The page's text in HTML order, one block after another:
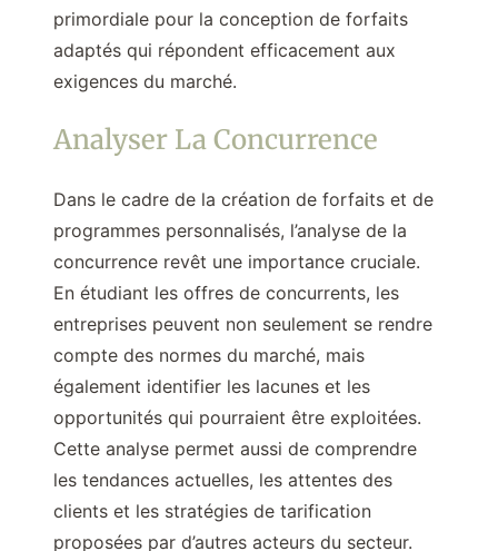
primordiale pour la conception de forfaits
adaptés qui répondent efficacement aux
exigences du marché.
Analyser La Concurrence
Dans le cadre de la création de forfaits et de
programmes personnalisés, l’analyse de la
concurrence revêt une importance cruciale.
En étudiant les offres de concurrents, les
entreprises peuvent non seulement se rendre
compte des normes du marché, mais
également identifier les lacunes et les
opportunités qui pourraient être exploitées.
Cette analyse permet aussi de comprendre
les tendances actuelles, les attentes des
clients et les stratégies de tarification
proposées par d’autres acteurs du secteur.